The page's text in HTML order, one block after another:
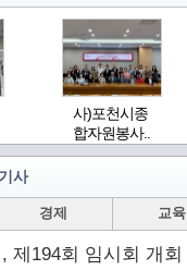
사)포천시종
합자원봉사..
사
경제 교육
제194회 임시회 개회